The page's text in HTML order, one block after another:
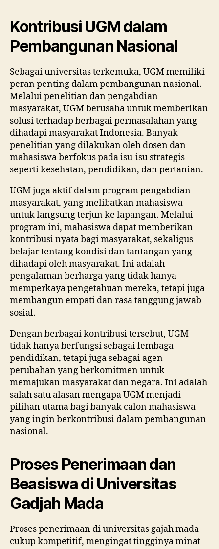
Kontribusi UGM dalam
Pembangunan Nasional
Sebagai universitas terkemuka, UGM memiliki
peran penting dalam pembangunan nasional.
Melalui penelitian dan pengabdian
masyarakat, UGM berusaha untuk memberikan
solusi terhadap berbagai permasalahan yang
dihadapi masyarakat Indonesia. Banyak
penelitian yang dilakukan oleh dosen dan
mahasiswa berfokus pada isu-isu strategis
seperti kesehatan, pendidikan, dan pertanian.
UGM juga aktif dalam program pengabdian
masyarakat, yang melibatkan mahasiswa
untuk langsung terjun ke lapangan. Melalui
program ini, mahasiswa dapat memberikan
kontribusi nyata bagi masyarakat, sekaligus
belajar tentang kondisi dan tantangan yang
dihadapi oleh masyarakat. Ini adalah
pengalaman berharga yang tidak hanya
memperkaya pengetahuan mereka, tetapi juga
membangun empati dan rasa tanggung jawab
sosial.
Dengan berbagai kontribusi tersebut, UGM
tidak hanya berfungsi sebagai lembaga
pendidikan, tetapi juga sebagai agen
perubahan yang berkomitmen untuk
memajukan masyarakat dan negara. Ini adalah
salah satu alasan mengapa UGM menjadi
pilihan utama bagi banyak calon mahasiswa
yang ingin berkontribusi dalam pembangunan
nasional.
Proses Penerimaan dan
Beasiswa di Universitas
Gadjah Mada
Proses penerimaan di universitas gajah mada
cukup kompetitif, mengingat tingginya minat